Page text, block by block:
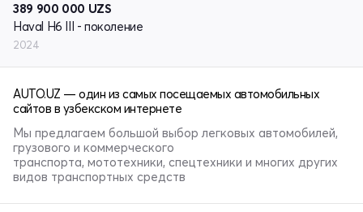
389 900 000 UZS
Haval H6 III - поколение
2024
AUTO.UZ — один из самых посещаемых автомобильных
сайтов в узбекском интернете
Мы предлагаем большой выбор легковых автомобилей,
грузового и коммерческого
транспорта, мототехники, спецтехники и многих других
видов транспортных средств